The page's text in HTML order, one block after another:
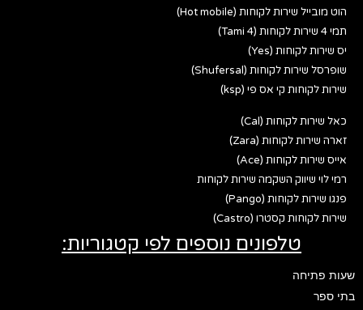
הוט מובייל שירות לקוחות (Hot mobile)
תמי 4 שירות לקוחות (Tami 4)
יס שירות לקוחות (Yes)
שופרסל שירות לקוחות (Shufersal)
שירות לקוחות קי אס פי (ksp)
כאל שירות לקוחות (Cal)
זארה שירות לקוחות (Zara)
אייס שירות לקוחות (Ace)
רמי לוי שיווק השקמה שירות לקוחות
פנגו שירות לקוחות (Pango)
שירות לקוחות קסטרו (Castro)
טלפונים נוספים לפי קטגוריות:
שעות פתיחה
בתי ספר